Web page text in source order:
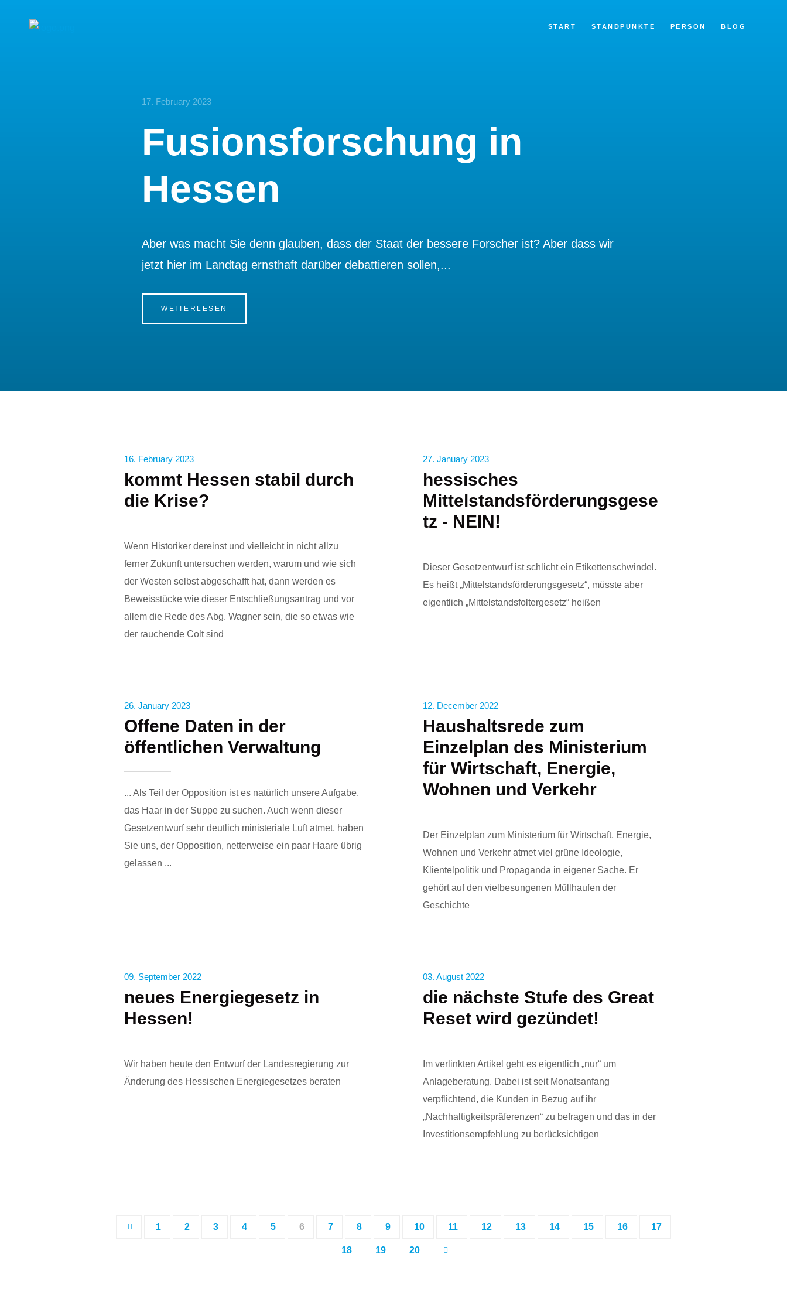
START STANDPUNKTE PERSON BLOG
17. February 2023
Fusionsforschung in
Hessen
Aber was macht Sie denn glauben, dass der Staat der bessere Forscher ist? Aber dass wir
jetzt hier im Landtag ernsthaft darüber debattieren sollen,...
WEITERLESEN
16. February 2023
kommt Hessen stabil durch
die Krise?
Wenn Historiker dereinst und vielleicht in nicht allzu
ferner Zukunft untersuchen werden, warum und wie sich
der Westen selbst abgeschafft hat, dann werden es
Beweisstücke wie dieser Entschließungsantrag und vor
allem die Rede des Abg. Wagner sein, die so etwas wie
der rauchende Colt sind
27. January 2023
hessisches
Mittelstandsförderungsgese
tz - NEIN!
Dieser Gesetzentwurf ist schlicht ein Etikettenschwindel.
Es heißt „Mittelstandsförderungsgesetz“, müsste aber
eigentlich „Mittelstandsfoltergesetz“ heißen
26. January 2023
Offene Daten in der
öffentlichen Verwaltung
... Als Teil der Opposition ist es natürlich unsere Aufgabe,
das Haar in der Suppe zu suchen. Auch wenn dieser
Gesetzentwurf sehr deutlich ministeriale Luft atmet, haben
Sie uns, der Opposition, netterweise ein paar Haare übrig
gelassen ...
12. December 2022
Haushaltsrede zum
Einzelplan des Ministerium
für Wirtschaft, Energie,
Wohnen und Verkehr
Der Einzelplan zum Ministerium für Wirtschaft, Energie,
Wohnen und Verkehr atmet viel grüne Ideologie,
Klientelpolitik und Propaganda in eigener Sache. Er
gehört auf den vielbesungenen Müllhaufen der
Geschichte
09. September 2022
neues Energiegesetz in
Hessen!
Wir haben heute den Entwurf der Landesregierung zur
Änderung des Hessischen Energiegesetzes beraten
03. August 2022
die nächste Stufe des Great
Reset wird gezündet!
Im verlinkten Artikel geht es eigentlich „nur“ um
Anlageberatung. Dabei ist seit Monatsanfang
verpflichtend, die Kunden in Bezug auf ihr
„Nachhaltigkeitspräferenzen“ zu befragen und das in der
Investitionsempfehlung zu berücksichtigen
1 2 3 4 5 6 7 8 9 10 11 12 13 14 15 16 17
18 19 20